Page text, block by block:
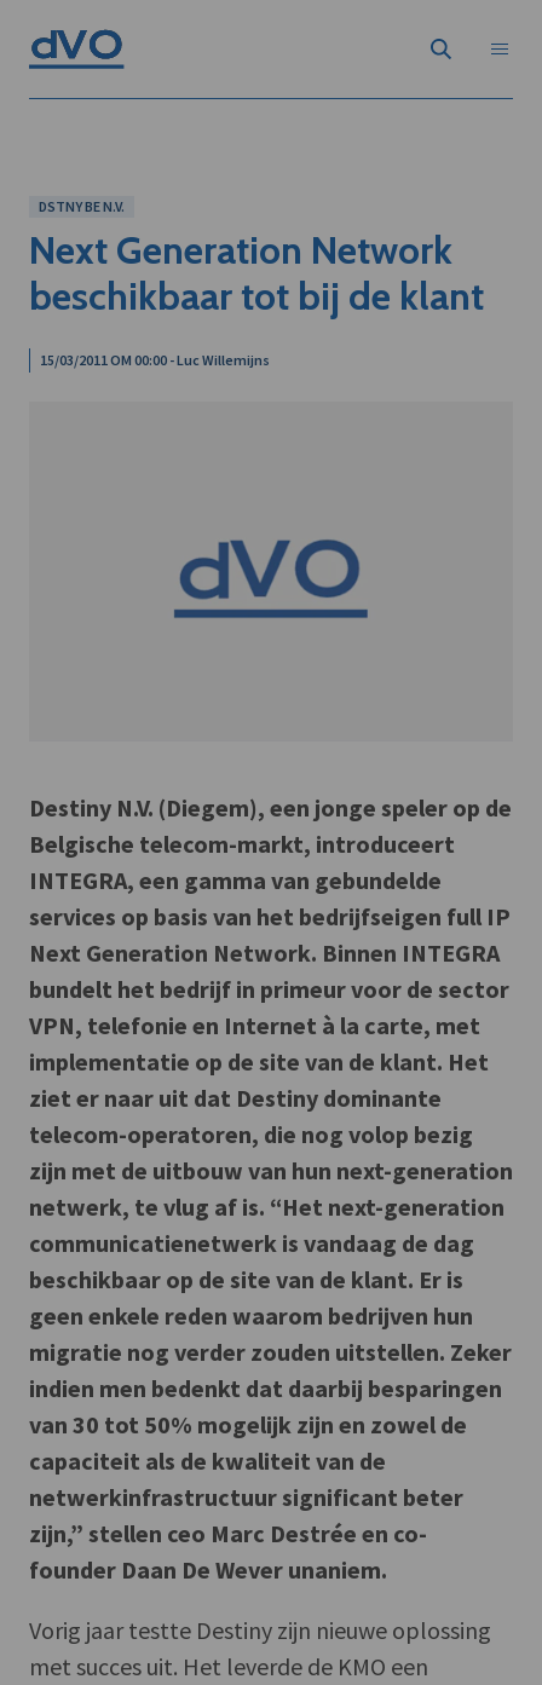
DSTNY BE N.V.
Next Generation Network
beschikbaar tot bij de klant
15/03/2011 OM 00:00 - Luc Willemijns
Destiny N.V. (Diegem), een jonge speler op de
Belgische telecom-markt, introduceert
INTEGRA, een gamma van gebundelde
services op basis van het bedrijfseigen full IP
Next Generation Network. Binnen INTEGRA
bundelt het bedrijf in primeur voor de sector
VPN, telefonie en Internet à la carte, met
implementatie op de site van de klant. Het
ziet er naar uit dat Destiny dominante
telecom-operatoren, die nog volop bezig
zijn met de uitbouw van hun next-generation
netwerk, te vlug af is. “Het next-generation
communicatienetwerk is vandaag de dag
beschikbaar op de site van de klant. Er is
geen enkele reden waarom bedrijven hun
migratie nog verder zouden uitstellen. Zeker
indien men bedenkt dat daarbij besparingen
van 30 tot 50% mogelijk zijn en zowel de
capaciteit als de kwaliteit van de
netwerkinfrastructuur significant beter
zijn,” stellen ceo Marc Destrée en co-
founder Daan De Wever unaniem.
Vorig jaar testte Destiny zijn nieuwe oplossing
met succes uit. Het leverde de KMO een